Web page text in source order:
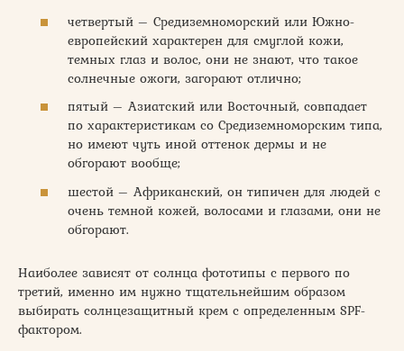
четвертый – Средиземноморский или Южно-
европейский характерен для смуглой кожи,
темных глаз и волос, они не знают, что такое
солнечные ожоги, загорают отлично;
пятый – Азиатский или Восточный, совпадает
по характеристикам со Средиземноморским типа,
но имеют чуть иной оттенок дермы и не
обгорают вообще;
шестой – Африканский, он типичен для людей с
очень темной кожей, волосами и глазами, они не
обгорают.
Наиболее зависят от солнца фототипы с первого по
третий, именно им нужно тщательнейшим образом
выбирать солнцезащитный крем с определенным SPF-
фактором.